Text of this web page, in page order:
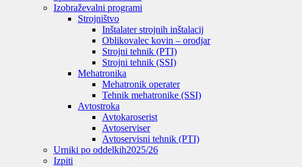
Izobraževalni programi
Strojništvo
Inštalater strojnih inštalacij
Oblikovalec kovin – orodjar
Strojni tehnik (PTI)
Strojni tehnik (SSI)
Mehatronika
Mehatronik operater
Tehnik mehatronike (SSI)
Avtostroka
Avtokaroserist
Avtoserviser
Avtoservisni tehnik (PTI)
Urniki po oddelkih2025/26
Izpiti